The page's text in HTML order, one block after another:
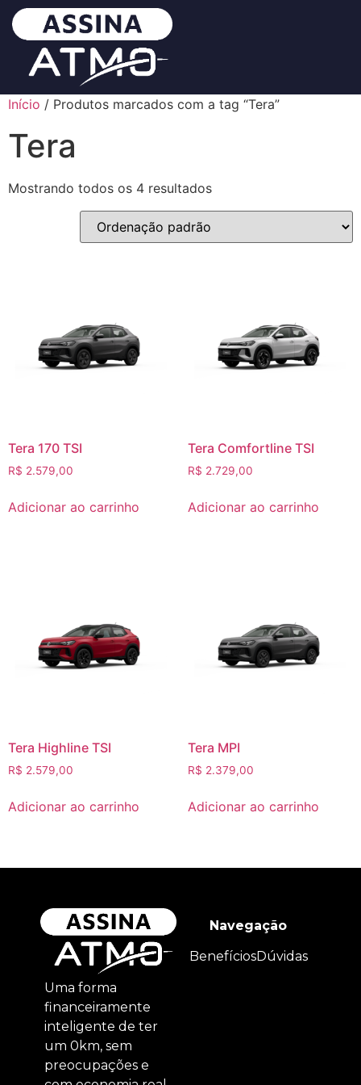
Início / Produtos marcados com a tag “Tera”
Tera
Mostrando todos os 4 resultados
Tera 170 TSI
R$ 2.579,00
Adicionar ao carrinho
Tera Comfortline TSI
R$ 2.729,00
Adicionar ao carrinho
Tera Highline TSI
R$ 2.579,00
Adicionar ao carrinho
Tera MPI
R$ 2.379,00
Adicionar ao carrinho
Uma forma
financeiramente
inteligente de ter
um 0km, sem
preocupações e
Navegação
BenefíciosDúvidas